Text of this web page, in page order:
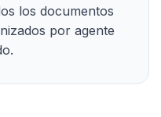
los documentos
por agente